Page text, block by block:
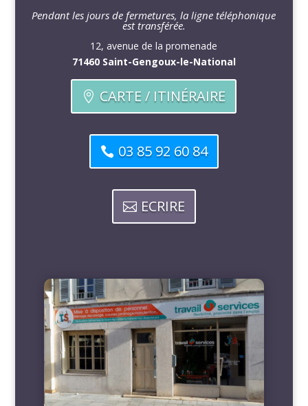
Pendant les jours de fermetures, la ligne téléphonique
est transférée.
12, avenue de la promenade
71460 Saint-Gengoux-le-National
CARTE / ITINÉRAIRE
03 85 92 60 84
ECRIRE